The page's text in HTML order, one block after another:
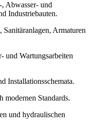
, Abwasser- und
Industriebauten.
Sanitäranlagen, Armaturen
und Wartungsarbeiten
Installationsschemata.
modernen Standards.
und hydraulischen